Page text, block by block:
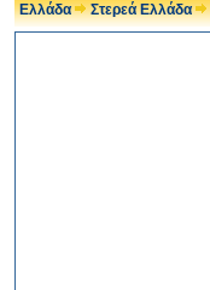
Ελλάδα Στερεά Ελλάδα